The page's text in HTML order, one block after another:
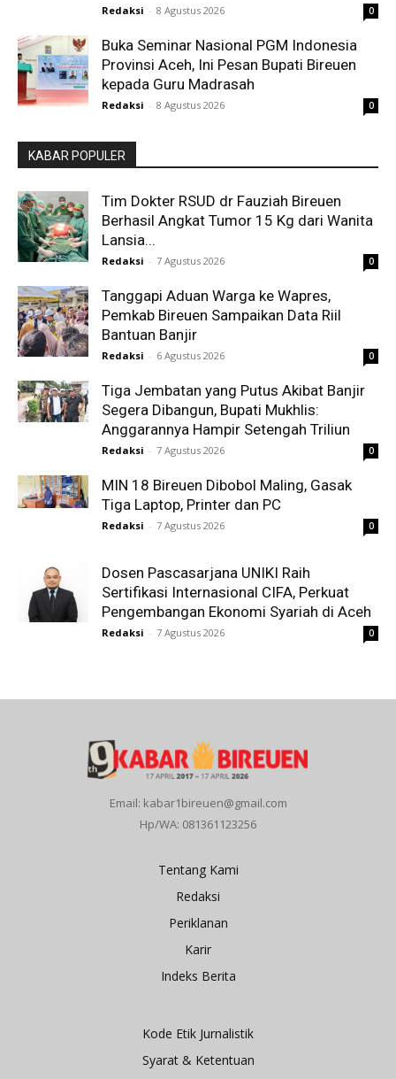
Redaksi - 8 Agustus 2026 0
Buka Seminar Nasional PGM Indonesia
Provinsi Aceh, Ini Pesan Bupati Bireuen
kepada Guru Madrasah
Redaksi - 8 Agustus 2026 0
KABAR POPULER
Tim Dokter RSUD dr Fauziah Bireuen
Berhasil Angkat Tumor 15 Kg dari Wanita
Lansia...
Redaksi - 7 Agustus 2026 0
Tanggapi Aduan Warga ke Wapres,
Pemkab Bireuen Sampaikan Data Riil
Bantuan Banjir
Redaksi - 6 Agustus 2026 0
Tiga Jembatan yang Putus Akibat Banjir
Segera Dibangun, Bupati Mukhlis:
Anggarannya Hampir Setengah Triliun
Redaksi - 7 Agustus 2026 0
MIN 18 Bireuen Dibobol Maling, Gasak
Tiga Laptop, Printer dan PC
Redaksi - 7 Agustus 2026 0
Dosen Pascasarjana UNIKI Raih
Sertifikasi Internasional CIFA, Perkuat
Pengembangan Ekonomi Syariah di Aceh
Redaksi - 7 Agustus 2026 0
Email: kabar1bireuen@gmail.com
Hp/WA: 081361123256
Tentang Kami
Redaksi
Periklanan
Karir
Indeks Berita
Kode Etik Jurnalistik
Syarat & Ketentuan